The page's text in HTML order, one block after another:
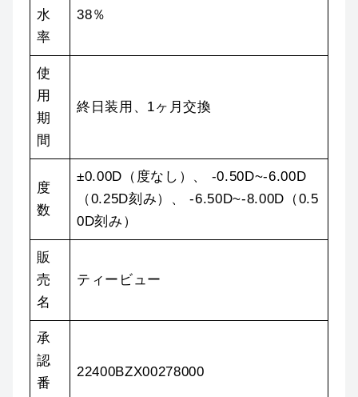
水
率
38％
使
用
期
間
終日装用、1ヶ月交換
度
数
±0.00D（度なし）、 -0.50D~-6.00D
（0.25D刻み）、 -6.50D~-8.00D（0.5
0D刻み）
販
売
名
ティービュー
承
認
番
22400BZX00278000